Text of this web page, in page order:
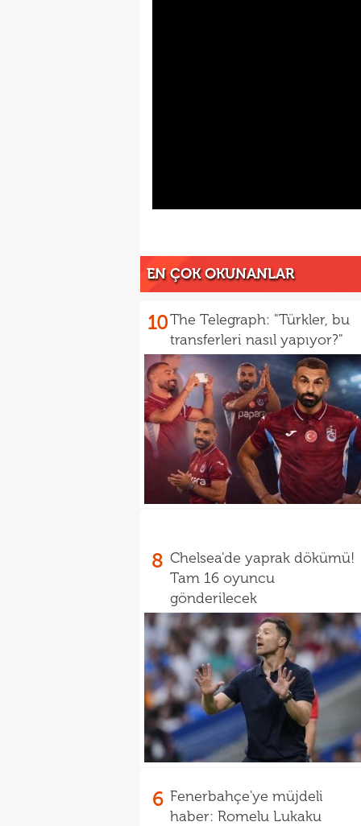
EN ÇOK OKUNANLAR
10The Telegraph: "Türkler, bu
transferleri nasıl yapıyor?"
8 Chelsea'de yaprak dökümü!
Tam 16 oyuncu
gönderilecek
6 Fenerbahçe'ye müjdeli
haber: Romelu Lukaku